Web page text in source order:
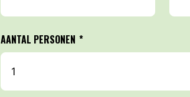
AANTAL PERSONEN *